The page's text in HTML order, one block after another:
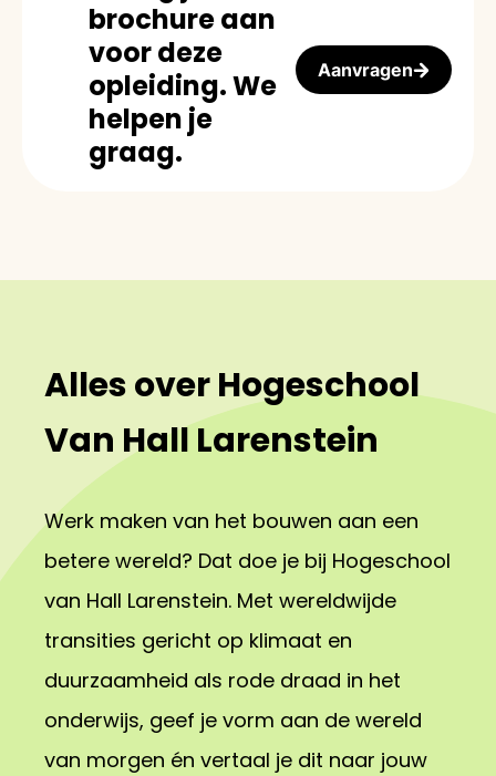
brochure aan
voor deze
opleiding. We
helpen je
graag.
Aanvragen
Alles over Hogeschool
Van Hall Larenstein
Werk maken van het bouwen aan een
betere wereld? Dat doe je bij Hogeschool
van Hall Larenstein. Met wereldwijde
transities gericht op klimaat en
duurzaamheid als rode draad in het
onderwijs, geef je vorm aan de wereld
van morgen én vertaal je dit naar jouw